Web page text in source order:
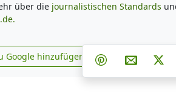
über die journalistischen Standards
news.de zu Google hinzufügen
Google hinzufügen Teilen aufTeilen
Teilen aufPer E-